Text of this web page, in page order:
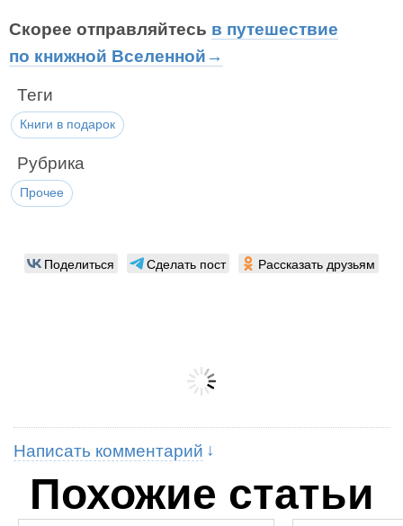
Скорее отправляйтесь в путешествие
по книжной Вселенной→
Теги
Книги в подарок
Рубрика
Прочее
Поделиться Сделать пост Рассказать друзьям
Написать комментарий
Похожие статьи